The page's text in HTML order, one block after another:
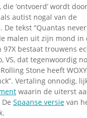
‘ontvoerd’ wordt
autist nogal van de
De tekst “Quantas
malen uit zijn mond
97X bestaat trouwens
VS, dat tegenwoordig
Stone heeft
Vertaling onnodig,
waarin de uiterst
Spaanse versie van